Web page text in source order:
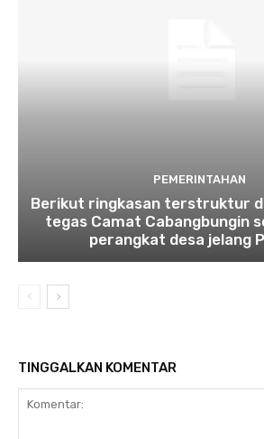
PEMERINTAHAN
Berikut ringkasan terstruktur
tegas Camat Cabangbungin
perangkat desa jelang
TINGGALKAN KOMENTAR